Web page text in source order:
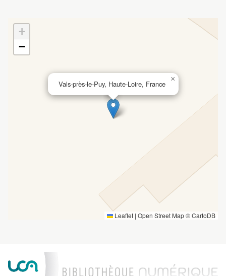
Vals-près-le-Puy, Haute-Loire, France
×
+
−
Leaflet | Open Street Map ©CartoDB